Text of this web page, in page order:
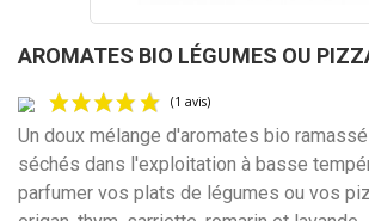
AROMATES BIO LÉGUMES OU
Un doux mélange d'aromates bio r
séchés dans l'exploitation à basse
parfumer vos plats de légumes ou vos